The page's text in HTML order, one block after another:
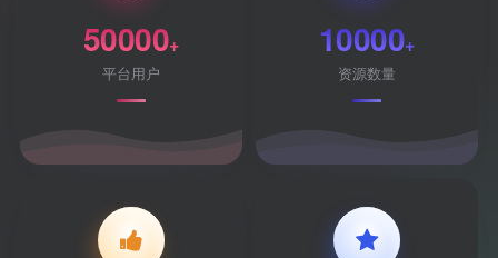
50000+
平台用户
10000+
资源数量